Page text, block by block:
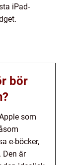
iPad-
bör
som
e-böcker,
Den är